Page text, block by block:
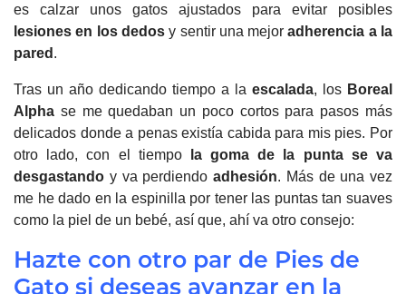
es calzar unos gatos ajustados para evitar posibles
lesiones en los dedosy sentir una mejoradherencia a la
pared .
Tras un año dedicando tiempo a la escalada, los Boreal
Alpha se me quedaban un poco cortos para pasos más
delicados donde a penas existía cabida para mis pies. Por
otro lado, con el tiempo
la goma de la punta se va
desgastando y va perdiendo adhesión. Más de una vez
me he dado en la espinilla por tener las puntas tan suaves
como la piel de un bebé, así que, ahí va otro consejo:
Hazte con otro par de Pies de
Gato si deseas avanzar en la